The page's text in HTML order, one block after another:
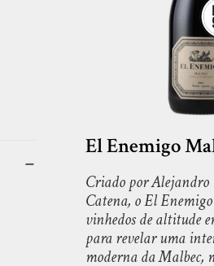
El Enemigo
Criado por
Catena, o El
vinhedos de altitude
para revelar uma
moderna da Malbec,